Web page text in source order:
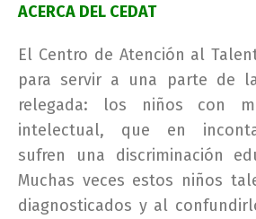
ACERCA DEL CEDAT
El Centro de Atención al
para servir a una parte de
relegada: los niños con
intelectual, que en
sufren una discriminación
Muchas veces estos niños
diagnosticados y al